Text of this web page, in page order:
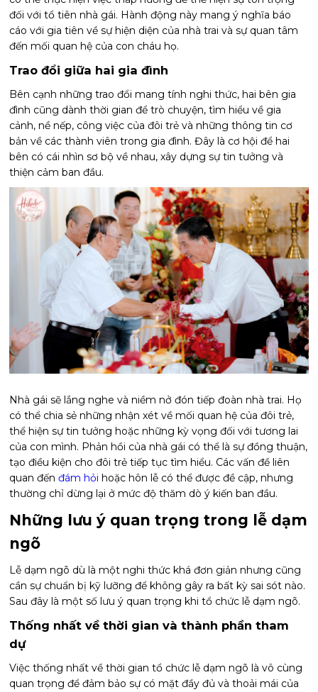
đối với tổ tiên nhà gái. Hành động này mang ý nghĩa báo
cáo với gia tiên về sự hiện diện của nhà trai và sự quan tâm
đến mối quan hệ của con cháu họ.
Trao đổi giữa hai gia đình
Bên cạnh những trao đổi mang tính nghi thức, hai bên gia
đình cũng dành thời gian để trò chuyện, tìm hiểu về gia
cảnh, nề nếp, công việc của đôi trẻ và những thông tin cơ
bản về các thành viên trong gia đình. Đây là cơ hội để hai
bên có cái nhìn sơ bộ về nhau, xây dựng sự tin tưởng và
thiện cảm ban đầu.
Nhà gái sẽ lắng nghe và niềm nở đón tiếp đoàn nhà trai. Họ
có thể chia sẻ những nhận xét về mối quan hệ của đôi trẻ,
thể hiện sự tin tưởng hoặc những kỳ vọng đối với tương lai
của con mình. Phản hồi của nhà gái có thể là sự đồng thuận,
tạo điều kiện cho đôi trẻ tiếp tục tìm hiểu. Các vấn đề liên
quan đếnđám hỏi hoặc hôn lễ có thể được đề cập, nhưng
thường chỉ dừng lại ở mức độ thăm dò ý kiến ban đầu.
Những lưu ý quan trọng trong lễ dạm
ngõ
Lễ dạm ngõ dù là một nghi thức khá đơn giản nhưng cũng
cần sự chuẩn bị kỹ lưỡng để không gây ra bất kỳ sai sót nào.
Sau đây là một số lưu ý quan trọng khi tổ chức lễ dạm ngõ.
Thống nhất về thời gian và thành phần tham
dự
Việc thống nhất về thời gian tổ chức lễ dạm ngõ là vô cùng
quan trọng để đảm bảo sự có mặt đầy đủ và thoải mái của